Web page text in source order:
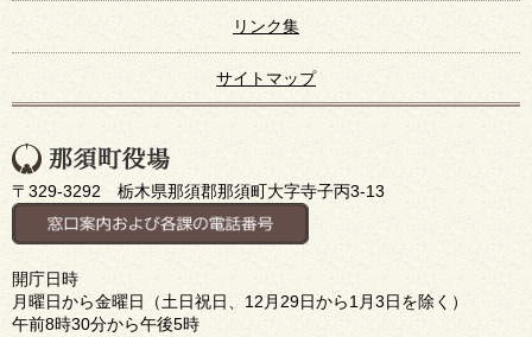
リンク集
サイトマップ
〒329-3292 栃木県那須郡那須町大字寺子丙3-13
開庁日時
月曜日から金曜日（土日祝日、12月29日から1月3日を除く）
午前8時30分から午後5時